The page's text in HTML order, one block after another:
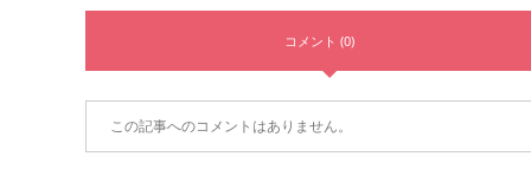
コメント (0)
この記事へのコメントはありません。